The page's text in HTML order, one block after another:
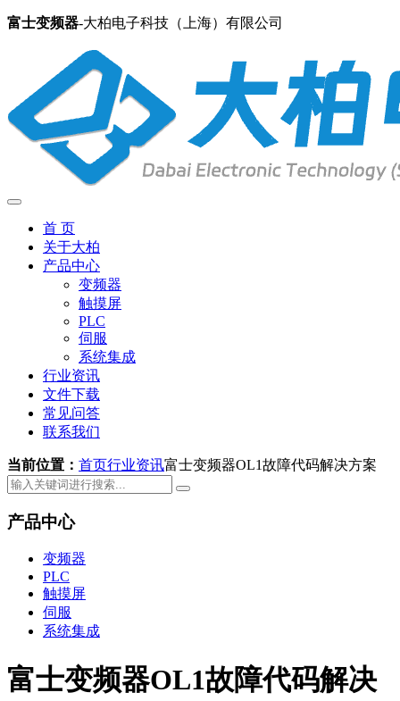
富士变频器-大柏电子科技（上海）有限公司
首 页
关于大柏
产品中心
变频器
触摸屏
PLC
伺服
系统集成
行业资讯
文件下载
常见问答
联系我们
当前位置： 首页行业资讯富士变频器OL1故障代码解决方案
产品中心
变频器
PLC
触摸屏
伺服
系统集成
富士变频器OL1故障代码解决